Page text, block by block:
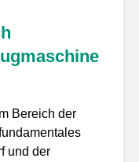
Bereich der
und der